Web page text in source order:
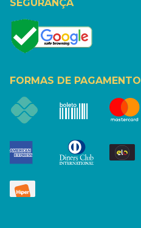
SEGURANÇA
FORMAS DE PAGAMENTO